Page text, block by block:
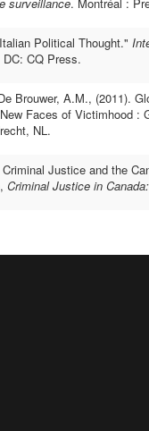
Political Thought."
CQ Press.
Brouwer, A.M., (2011).
Faces of Victimhood :
NL.
Criminal Justice and the
Criminal Justice in